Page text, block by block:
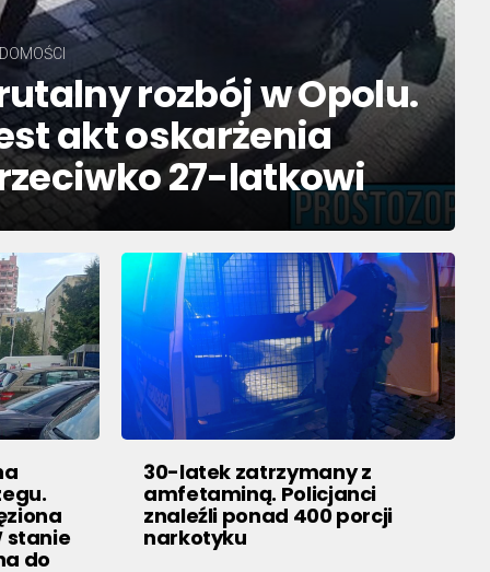
rozbój w Opolu.
akt oskarżenia
27-latkowi
stanie
do
30-latek zatrzymany z
amfetaminą. Policjanci
znaleźli ponad 400 porcji
narkotyku